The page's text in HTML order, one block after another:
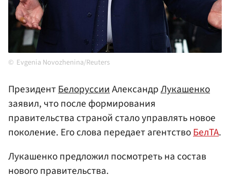
Evgenia Novozhenina/Reuters
ПрезидентБелоруссииАлександрЛукашенко
заявил, что после формирования
правительства страной стало управлять новое
поколение. Его слова передает агентствоБелТА.
Лукашенко предложил посмотреть на состав
нового правительства.